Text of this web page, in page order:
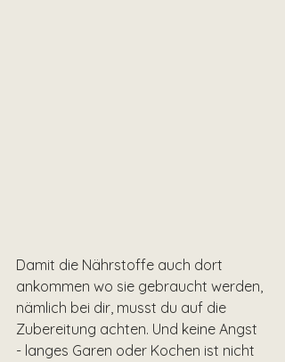
Damit die Nährstoffe auch dort
ankommen wo sie gebraucht werden,
nämlich bei dir, musst du auf die
Zubereitung achten. Und keine Angst
- langes Garen oder Kochen ist nicht